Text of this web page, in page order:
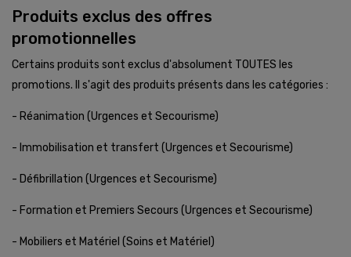
Produits exclus des offres
promotionnelles
Certains produits sont exclus d'absolument TOUTES les
promotions. Il s'agit des produits présents dans les catégories :
- Réanimation (Urgences et Secourisme)
- Immobilisation et transfert (Urgences et Secourisme)
- Défibrillation (Urgences et Secourisme)
- Formation et Premiers Secours (Urgences et Secourisme)
- Mobiliers et Matériel (Soins et Matériel)